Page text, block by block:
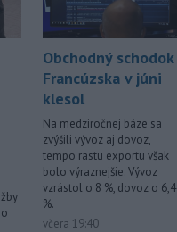
Obchodný schodok
Francúzska v júni
klesol
Na medziročnej báze sa
zvýšili vývoz aj dovoz,
tempo rastu exportu však
bolo výraznejšie. Vývoz
vzrástol o 8 %, dovoz o 6,4
%.
včera 19:40